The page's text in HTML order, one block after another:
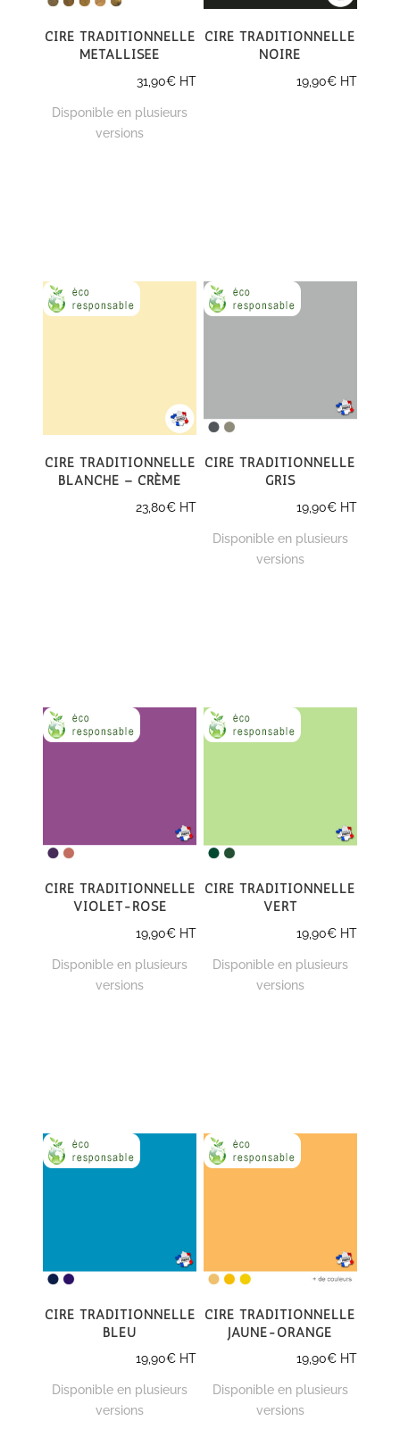
Cire traditionnelle
métallisée
31,90€ HT
Disponible en plusieurs
versions
Cire traditionnelle
noire
19,90€ HT
Cire traditionnelle
blanche – crème
23,80€ HT
Cire traditionnelle
gris
19,90€HT
Disponible en plusieurs
versions
Cire traditionnelle
violet-rose
19,90€ HT
Disponible en plusieurs
versions
Cire traditionnelle
vert
19,90€HT
Disponible en plusieurs
versions
Cire traditionnelle
bleu
19,90€ HT
Disponible en plusieurs
versions
Cire traditionnelle
jaune-orange
19,90€HT
Disponible en plusieurs
versions